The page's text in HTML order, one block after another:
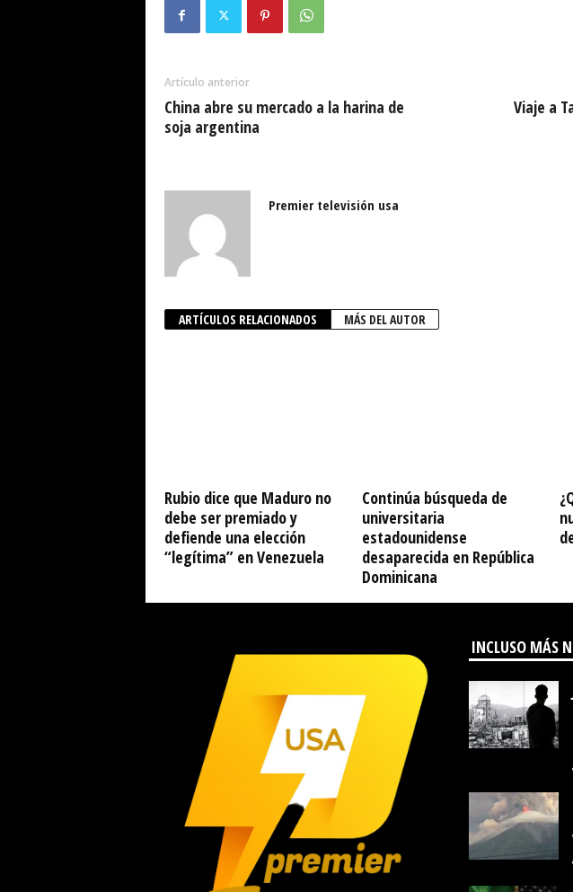
Artículo anterior
China abre su mercado a la harina de
soja argentina
Viaje a
Premier televisión usa
ARTÍCULOS RELACIONADOS MÁS DEL AUTOR
Rubio dice que Maduro no
debe ser premiado y
defiende una elección
“legítima” en Venezuela
Continúa búsqueda de
universitaria
estadounidense
desaparecida en República
Dominicana
INCLUSO MÁS